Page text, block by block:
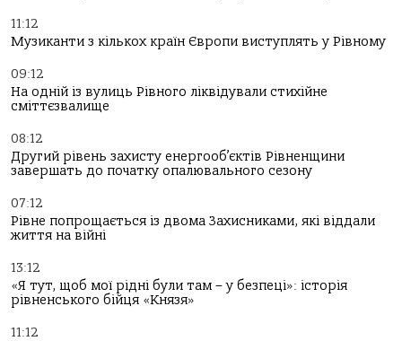
11:12
Музиканти з кількох країн Європи виступлять у Рівному
09:12
На одній із вулиць Рівного ліквідували стихійне
сміттєзвалище
08:12
Другий рівень захисту енергооб’єктів Рівненщини
завершать до початку опалювального сезону
07:12
Рівне попрощається із двома Захисниками, які віддали
життя на війні
13:12
«Я тут, щоб мої рідні були там – у безпеці»: історія
рівненського бійця «Князя»
11:12